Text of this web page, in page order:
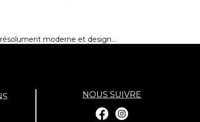
moderne et design...
NOUS SUIVRE